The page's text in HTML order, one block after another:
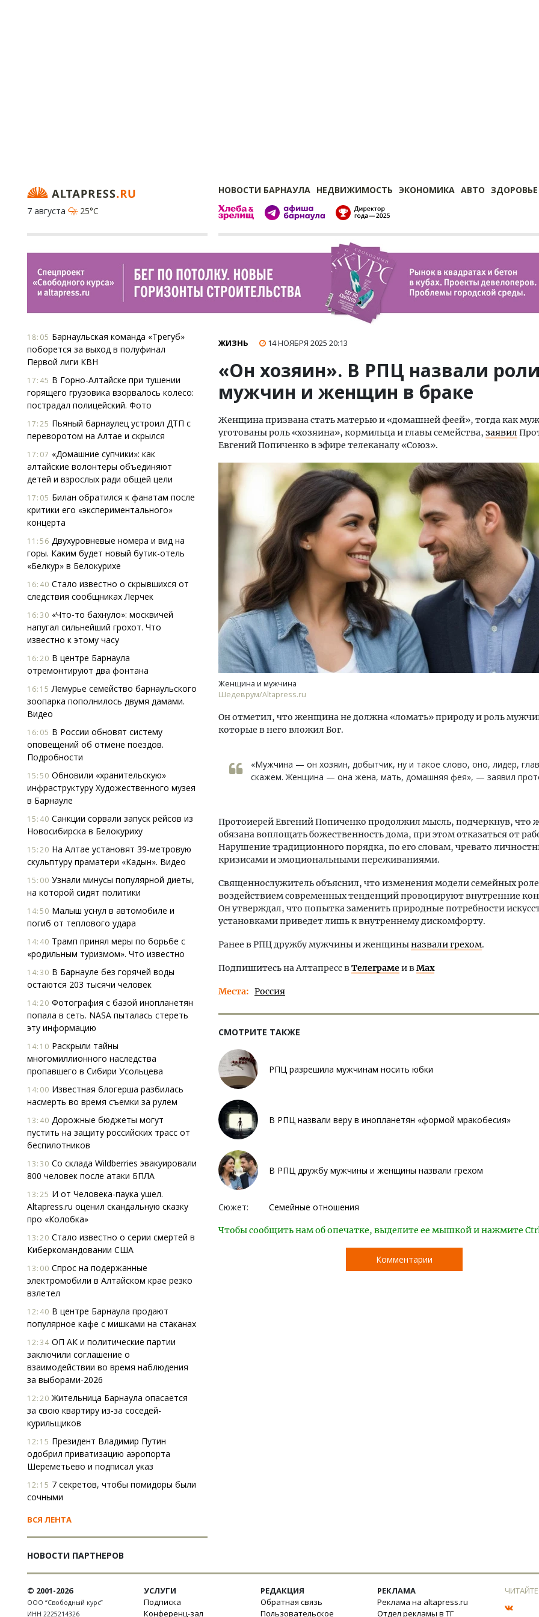
НОВОСТИ БАРНАУЛА НЕДВИЖИМОСТЬ ЭКОНОМИКА АВТО ЗДОРОВЬЕ
7 августа
25°C
18:05 Барнаульская команда «Трегуб»
поборется за выход в полуфинал
Первой лиги КВН
17:45 В Горно-Алтайске при тушении
горящего грузовика взорвалось колесо:
пострадал полицейский. Фото
17:25 Пьяный барнаулец устроил ДТП с
переворотом на Алтае и скрылся
17:07 «Домашние супчики»: как
алтайские волонтеры объединяют
детей и взрослых ради общей цели
17:05 Билан обратился к фанатам после
критики его «экспериментального»
концерта
11:56 Двухуровневые номера и вид на
горы. Каким будет новый бутик-отель
«Белкур» в Белокурихе
16:40 Стало известно о скрывшихся от
следствия сообщниках Лерчек
16:30 «Что-то бахнуло»: москвичей
напугал сильнейший грохот. Что
известно к этому часу
16:20 В центре Барнаула
отремонтируют два фонтана
16:15 Лемурье семейство барнаульского
зоопарка пополнилось двумя дамами.
Видео
16:05 В России обновят систему
оповещений об отмене поездов.
Подробности
15:50 Обновили «хранительскую»
инфраструктуру Художественного музея
в Барнауле
15:40 Санкции сорвали запуск рейсов из
Новосибирска в Белокуриху
15:20 На Алтае установят 39-метровую
скульптуру праматери «Кадын». Видео
15:00 Узнали минусы популярной диеты,
на которой сидят политики
14:50 Малыш уснул в автомобиле и
погиб от теплового удара
14:40 Трамп принял меры по борьбе с
«родильным туризмом». Что известно
14:30 В Барнауле без горячей воды
остаются 203 тысячи человек
14:20 Фотография с базой инопланетян
попала в сеть. NASA пыталась стереть
эту информацию
14:10 Раскрыли тайны
многомиллионного наследства
пропавшего в Сибири Усольцева
14:00 Известная блогерша разбилась
насмерть во время съемки за рулем
13:40 Дорожные бюджеты могут
пустить на защиту российских трасс от
беспилотников
13:30 Со склада Wildberries эвакуировали
800 человек после атаки БПЛА
13:25 И от Человека-паука ушел.
Altapress.ru оценил скандальную сказку
про «Колобка»
13:20 Стало известно о серии смертей в
Киберкомандовании США
13:00 Спрос на подержанные
электромобили в Алтайском крае резко
взлетел
12:40 В центре Барнаула продают
популярное кафе с мишками на стаканах
12:34 ОП АК и политические партии
заключили соглашение о
взаимодействии во время наблюдения
за выборами-2026
12:20 Жительница Барнаула опасается
за свою квартиру из-за соседей-
курильщиков
12:15 Президент Владимир Путин
одобрил приватизацию аэропорта
Шереметьево и подписал указ
12:15 7 секретов, чтобы помидоры были
сочными
ВСЯ ЛЕНТА
НОВОСТИ ПАРТНЕРОВ
ЖИЗНЬ 14 НОЯБРЯ 2025 20:13
«Он хозяин». В РПЦ назвали роли
мужчин и женщин в браке
Женщина призвана стать матерью и «домашней феей», тогда как
уготованы роль «хозяина», кормильца и главы семейства, заявил
Евгений Попиченко в эфире телеканалу «Союз».
Женщина и мужчина
Шедеврум/Altapress.ru
Он отметил, что женщина не должна «ломать» природу и роль
которые в него вложил Бог.
«Мужчина — он хозяин, добытчик, ну и такое слово, оно, лидер,
скажем. Женщина — она жена, мать, домашняя фея», — заявил
Протоиерей Евгений Попиченко продолжил мысль, подчеркнув, что
обязана воплощать божественность дома, при этом отказаться от
Нарушение традиционного порядка, по его словам, чревато
кризисами и эмоциональными переживаниями.
Священнослужитель объяснил, что изменения модели семейных
воздействием современных тенденций провоцируют внутренние
Он утверждал, что попытка заменить природные потребности
установками приведет лишь к внутреннему дискомфорту.
Ранее в РПЦ дружбу мужчины и женщиныназвали грехом.
Подпишитесь на Алтапресс вТелеграмеи вMax
Места Россия
СМОТРИТЕ ТАКЖЕ
РПЦ разрешила мужчинам носить юбки
В РПЦ назвали веру в инопланетян «формой мракобесия»
В РПЦ дружбу мужчины и женщины назвали грехом
Сюжет: Семейные отношения
Чтобы сообщить нам об опечатке, выделите ее мышкой и нажмите
Комментарии
Смелость архитектурных идей.
Генеральный директор компании
ЗИАС — об эстетике городов,
трендах в фасадах и развитии рынка
СТРОИТЕЛЬСТВО
Архитектурный код начинается с
земли. Мощение крупноформатными
плитами становится новым
СТРОИТЕЛЬСТВО
Ищем новые берега.
«Жилищной инициативы»
Гатилов — о том, как
© 2001-2026
ООО “Свободный курс”
ИНН 2225214326
УСЛУГИ
Подписка
Конференц-зал
РЕДАКЦИЯ
Обратная связь
Пользовательское
РЕКЛАМА
Реклама на altapress.ru
Отдел рекламы в ТГ